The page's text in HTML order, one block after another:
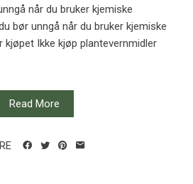
når du bruker kjemiske
bør unngå når du bruker kjemiske
kjøpet Ikke kjøp plantevernmidler
Read More